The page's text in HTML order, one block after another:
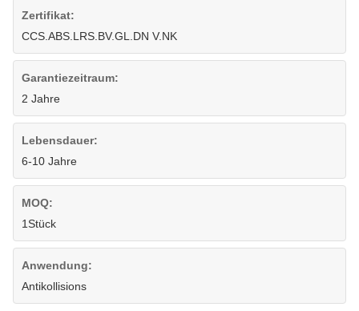
Zertifikat:
CCS.ABS.LRS.BV.GL.DN V.NK
Garantiezeitraum:
2 Jahre
Lebensdauer:
6-10 Jahre
MOQ:
1Stück
Anwendung:
Antikollisions